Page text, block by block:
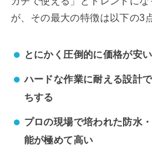
が、その最大の特徴は以下の3
とにかく圧倒的に価格が安
ハードな作業に耐える設計
ちする
プロの現場で培われた防水
能が極めて高い